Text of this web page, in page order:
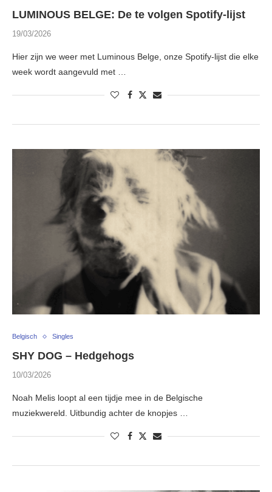
LUMINOUS BELGE: De te volgen Spotify-lijst
19/03/2026
Hier zijn we weer met Luminous Belge, onze Spotify-lijst die elke
week wordt aangevuld met …
Belgisch Singles
SHY DOG – Hedgehogs
10/03/2026
Noah Melis loopt al een tijdje mee in de Belgische
muziekwereld. Uitbundig achter de knopjes …